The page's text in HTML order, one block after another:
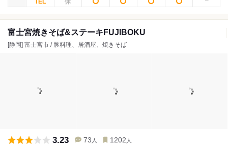
富士宮焼きそば&ステーキFUJIBOKU
[静岡] 富士宮市 / 豚料理、居酒屋、焼きそば
3.23 73 人 1202 人